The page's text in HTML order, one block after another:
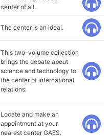
center of all.
The center is an ideal.
This two-volume collection
brings the debate about
science and technology to
the center of international
relations.
Locate and make an
appointment at your
nearest center GAES.